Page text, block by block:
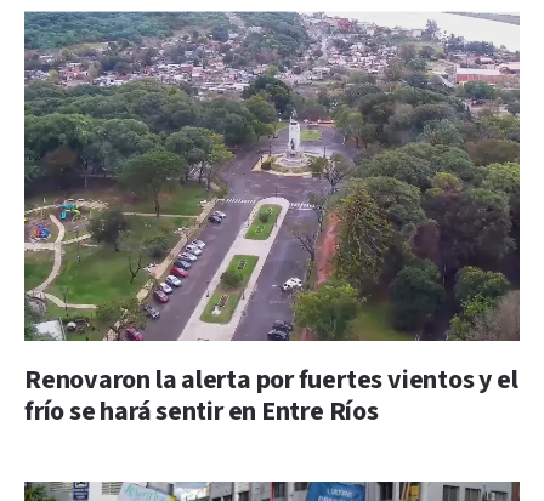
Renovaron la alerta por fuertes vientos y el
frío se hará sentir en Entre Ríos